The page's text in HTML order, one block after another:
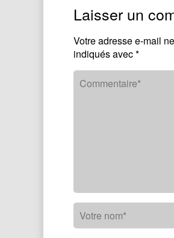
Laisser un
Votre adresse e-mail
indiqués avec*